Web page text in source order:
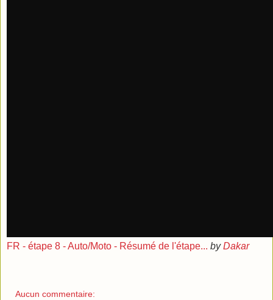
FR - étape 8 - Auto/Moto - Résumé de l'étape... byDakar
Aucun commentaire: